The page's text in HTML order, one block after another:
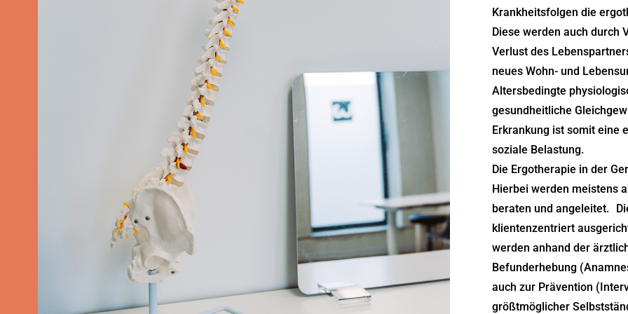
Krankheitsfolgen die
Diese werden auch durch
Verlust des
neues Wohn- und
Altersbedingte
gesundheitliche
Erkrankung ist somit
soziale Belastung.
Die Ergotherapie in der
Hierbei werden meistens
beraten und angeleitet.
klientenzentriert
werden anhand der
Befunderhebung
auch zur Prävention
größtmöglicher